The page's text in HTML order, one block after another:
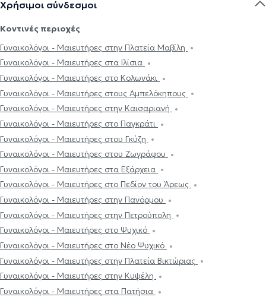
Χρήσιμοι σύνδεσμοι
Κοντινές περιοχές
Γυναικολόγοι - Μαιευτήρες στην Πλατεία Μαβίλη
Γυναικολόγοι - Μαιευτήρες στα Ιλίσια
Γυναικολόγοι - Μαιευτήρες στο Κολωνάκι
Γυναικολόγοι - Μαιευτήρες στους Αμπελόκηπους
Γυναικολόγοι - Μαιευτήρες στην Καισαριανή
Γυναικολόγοι - Μαιευτήρες στο Παγκράτι
Γυναικολόγοι - Μαιευτήρες στου Γκύζη
Γυναικολόγοι - Μαιευτήρες στου Ζωγράφου
Γυναικολόγοι - Μαιευτήρες στα Εξάρχεια
Γυναικολόγοι - Μαιευτήρες στο Πεδίον του Άρεως
Γυναικολόγοι - Μαιευτήρες στην Πανόρμου
Γυναικολόγοι - Μαιευτήρες στην Πετρούπολη
Γυναικολόγοι - Μαιευτήρες στο Ψυχικό
Γυναικολόγοι - Μαιευτήρες στο Νέο Ψυχικό
Γυναικολόγοι - Μαιευτήρες στην Πλατεία Βικτώριας
Γυναικολόγοι - Μαιευτήρες στην Κυψέλη
Γυναικολόγοι - Μαιευτήρες στα Πατήσια